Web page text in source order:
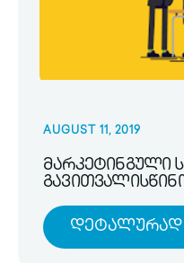
AUGUST 11, 2019
მარკეტინგული
Დეტალურად